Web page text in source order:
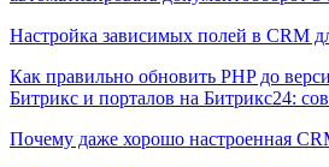
Настройка зависимых полей в CRM
Как правильно обновить PHP до
Битрикс и порталов на Битрикс24:
Почему даже хорошо настроенная